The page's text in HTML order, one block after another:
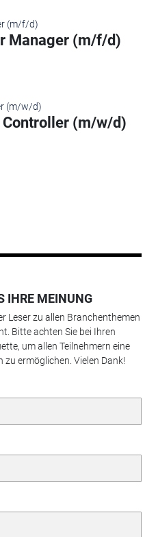
Manager (m/f/d)
(m/w/d)
IHRE MEINUNG
Leser zu allen Branchenthemen
Bitte achten Sie bei Ihren
um allen Teilnehmern eine
ermöglichen. Vielen Dank!